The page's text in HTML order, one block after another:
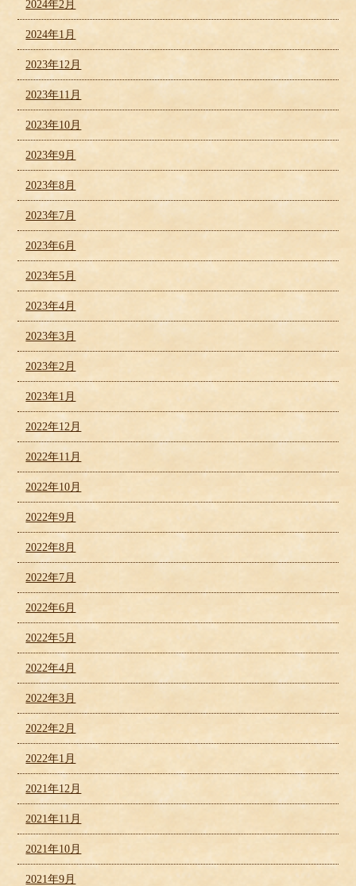
2024年2月
2024年1月
2023年12月
2023年11月
2023年10月
2023年9月
2023年8月
2023年7月
2023年6月
2023年5月
2023年4月
2023年3月
2023年2月
2023年1月
2022年12月
2022年11月
2022年10月
2022年9月
2022年8月
2022年7月
2022年6月
2022年5月
2022年4月
2022年3月
2022年2月
2022年1月
2021年12月
2021年11月
2021年10月
2021年9月